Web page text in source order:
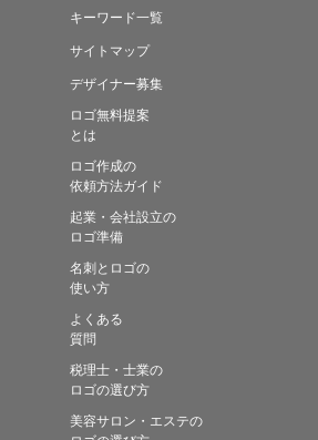
キーワード一覧
サイトマップ
デザイナー募集
ロゴ無料提案
とは
ロゴ作成の
依頼方法ガイド
起業・会社設立の
ロゴ準備
名刺とロゴの
使い方
よくある
質問
税理士・士業の
ロゴの選び方
美容サロン・エステの